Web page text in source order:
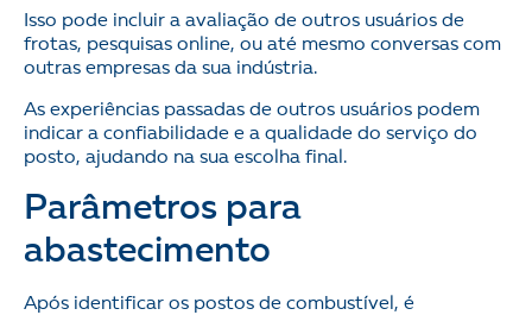
Isso pode incluir a avaliação de outros usuários de
frotas, pesquisas online, ou até mesmo conversas com
outras empresas da sua indústria.
As experiências passadas de outros usuários podem
indicar a confiabilidade e a qualidade do serviço do
posto, ajudando na sua escolha final.
Parâmetros para
abastecimento
Após identificar os postos de combustível, é